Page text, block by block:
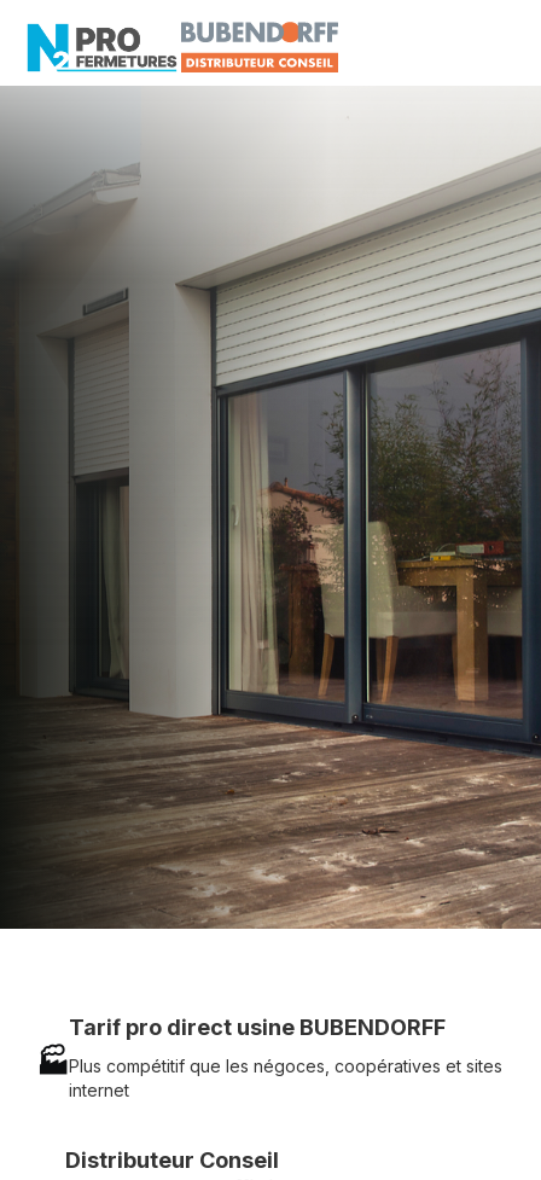
Distributeur en volets
roulants Somfy
Le Pellerin
Artisan, Menuisier, TPE ou PME proche de Le
N2PRO Fermetures est votre référent Distributeur
en volets roulants Somfy officiel pour vous
apporter : Tarifs directs usines sans minimum
d'achat - Assistance technique chantier et
service réactif avec simplicité.
07 83 35 69 17
MON DEVIS MOTEUR
Voir tous nos produits
🏭
Tarif pro direct usine BUBENDORFF
Plus compétitif que les négoces, coopératives et sites
internet
Distributeur Conseil